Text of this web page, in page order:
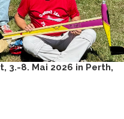
3.-8. Mai 2026 in Perth,